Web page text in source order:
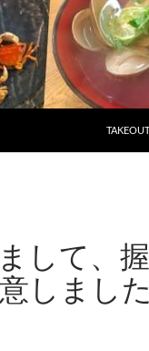
して、
しまし